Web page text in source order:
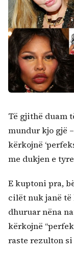
Kërko:
Të gjithë duam
mundur kjo gjë
kërkojnë
me dukjen e
E kuptoni pra,
cilët nuk janë të
dhuruar nëna
kërkojnë
raste rezulton